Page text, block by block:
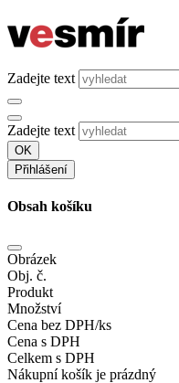
Zadejte text
Zadejte text
OK
Přihlášení
Obsah košíku
Obrázek
Obj. č.
Produkt
Množství
Cena bez DPH/ks
Cena s DPH
Celkem s DPH
Nákupní košík je prázdný